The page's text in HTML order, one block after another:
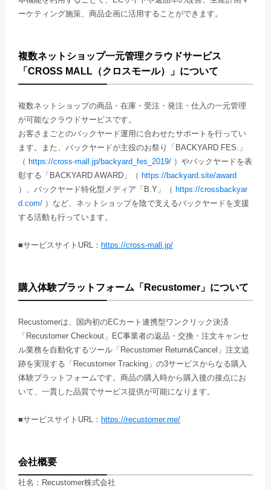
ーケティング施策、商品企画に活用することができます。
複数ネットショップ一元管理クラウドサービス
「CROSS MALL（クロスモール）」について
複数ネットショップの商品・在庫・受注・発注・仕入の一元管理
が可能なクラウドサービスです。
お客さまごとのバックヤード運用に合わせたサポートを行ってい
ます。また、バックヤードが主役のお祭り「BACKYARD FES.」
（ https://cross-mall.jp/backyard_fes_2019/ ）やバックヤードを表
彰する「BACKYARD AWARD」（ https://backyard.site/award
）、バックヤード特化型メディア「B.Y」（ https://crossbackyar
d.com/ ）など、ネットショップを陰で支えるバックヤードを支援
する活動も行っています。
■サービスサイトURL： https://cross-mall.jp/
購入体験プラットフォーム「Recustomer」について
Recustomerは、国内初のECカート連携型ワンクリック決済
「Recustomer Checkout」EC事業者の返品・交換・注文キャンセ
ル業務を自動化するツール「Recustomer Return&Cancel」注文追
跡を実現する「Recustomer Tracking」の3サービスからなる購入
体験プラットフォームです。商品の購入時から購入後の接点にお
いて、一貫した品質でサービス提供が可能になります。
■サービスサイトURL： https://recustomer.me/
会社概要
社名：Recustomer株式会社